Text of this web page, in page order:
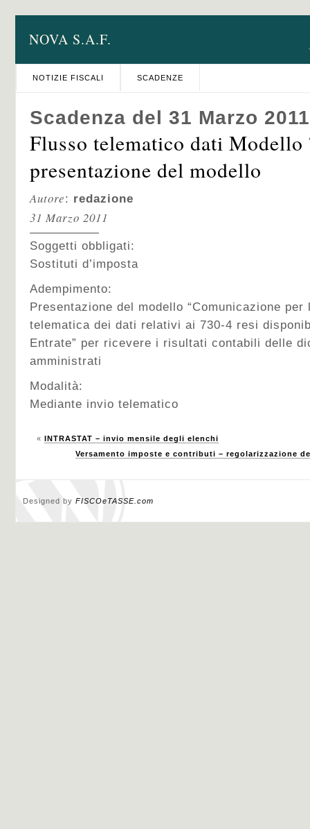
NOVA S.A.F.
NOTIZIE FISCALI SCADENZE
Scadenza del 31 Marzo 2011
Flusso telematico dati Modello
presentazione del modello
Autore: redazione
31 Marzo 2011
Soggetti obbligati:
Sostituti d’imposta
Adempimento:
Presentazione del modello “Comunicazione
telematica dei dati relativi ai 730-4 resi
Entrate” per ricevere i risultati contabili delle
amministrati
Modalità:
Mediante invio telematico
« INTRASTAT – invio mensile degli elenchi
Versamento imposte e contributi – regolarizzazione
Designed by FISCOeTASSE.com